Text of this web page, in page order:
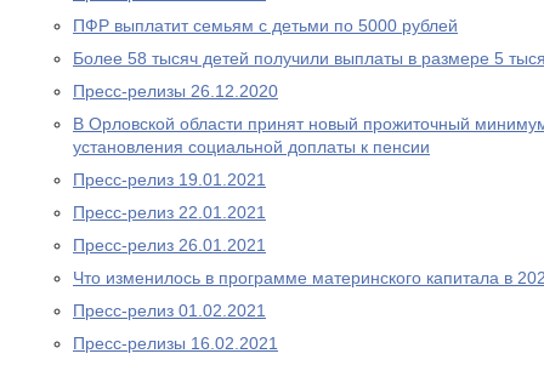
ПФР выплатит семьям с детьми по 5000 рублей
Более 58 тысяч детей получили выплаты в размере 5
Пресс-релизы 26.12.2020
В Орловской области принят новый прожиточный
установления социальной доплаты к пенсии
Пресс-релиз 19.01.2021
Пресс-релиз 22.01.2021
Пресс-релиз 26.01.2021
Что изменилось в программе материнского капитала в
Пресс-релиз 01.02.2021
Пресс-релизы 16.02.2021